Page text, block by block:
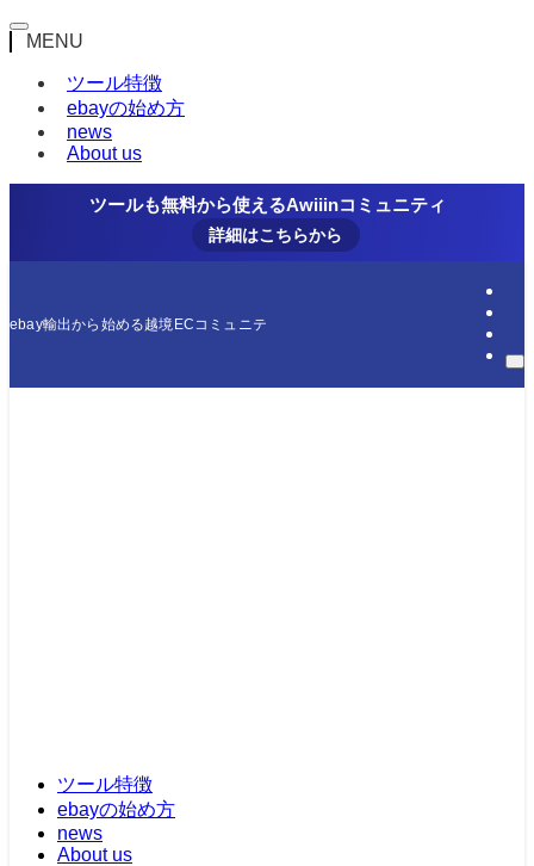
MENU
ツール特徴
ebayの始め方
news
About us
ツールも無料から使えるAwiiinコミュニティ
詳細はこちらから
ebay輸出から始める越境ECコミュニティ
ツール特徴
ebayの始め方
news
About us